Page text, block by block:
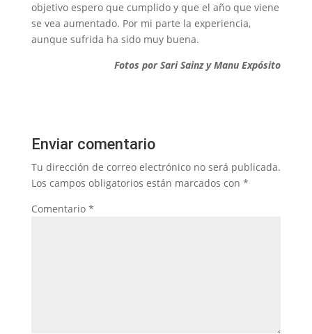
objetivo espero que cumplido y que el año que viene
se vea aumentado. Por mi parte la experiencia,
aunque sufrida ha sido muy buena.
Fotos por Sari Sainz y Manu Expósito
Enviar comentario
Tu dirección de correo electrónico no será publicada.
Los campos obligatorios están marcados con *
Comentario *